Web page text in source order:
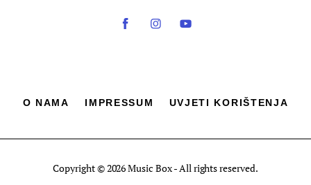
O NAMA IMPRESSUM UVJETI KORIŠTENJA
Copyright © 2026 Music Box - All rights reserved.